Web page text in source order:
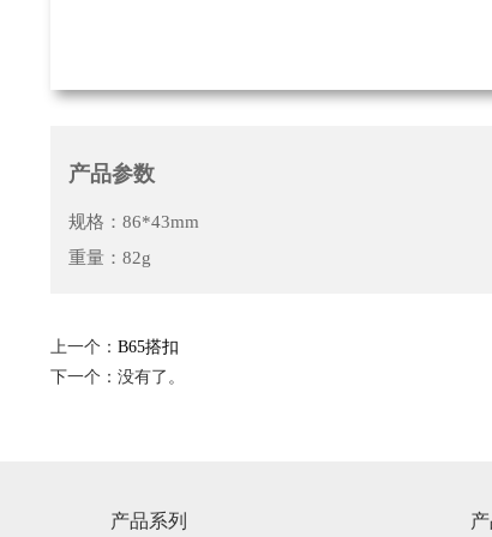
产品参数
规格：86*43mm
重量：82g
上一个： B65搭扣
下一个：没有了。
产品系列